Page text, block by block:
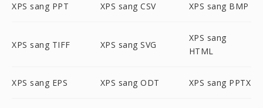
XPS sang PPT XPS sang CSV XPS sang BMP
XPS sang TIFF XPS sang SVG
XPS sang
HTML
XPS sang EPS XPS sang ODT XPS sang PPTX